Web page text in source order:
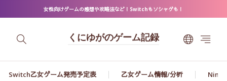
女性向けゲームの感想や攻略法など！Switchもソシャゲも！
くにゆがのゲーム記録
Switch乙女ゲーム発売予定表 乙女ゲーム情報/分析